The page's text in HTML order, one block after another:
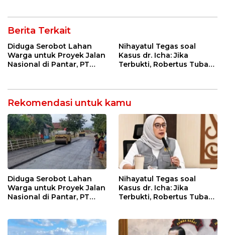
Berita Terkait
Diduga Serobot Lahan
Warga untuk Proyek Jalan
Nasional di Pantar, PT
Nihayatul Tegas soal
Kasus dr. Icha: Jika
Terbukti, Robertus Tubani
Rekomendasi untuk kamu
Diduga Serobot Lahan
Warga untuk Proyek Jalan
Nasional di Pantar, PT
Nihayatul Tegas soal
Kasus dr. Icha: Jika
Terbukti, Robertus Tubani